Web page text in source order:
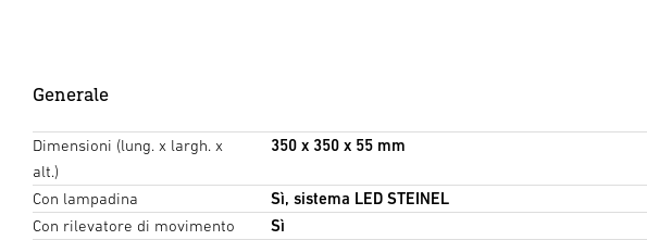
Altezza del piano di lavoro Altezza
Generale
Dimensioni (lung. x largh. x
alt.)
350 x 350 x 55 mm
Con lampadina
Sì, sistema LED STEINEL
Con rilevatore di movimento
Sì